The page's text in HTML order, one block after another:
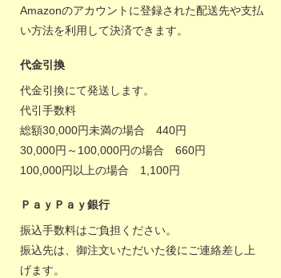
Amazonのアカウントに登録された配送先や支払
い方法を利用して決済できます。
代金引換
代金引換にて発送します。
代引手数料
総額30,000円未満の場合 440円
30,000円～100,000円の場合 660円
100,000円以上の場合 1,100円
ＰａｙＰａｙ銀行
振込手数料はご負担ください。
振込先は、御注文いただいた後にご連絡差し上
げます。